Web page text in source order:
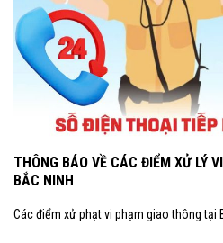
THÔNG BÁO VỀ CÁC ĐIỂM XỬ LÝ
BẮC NINH
Các điểm xử phạt vi phạm giao thông tại